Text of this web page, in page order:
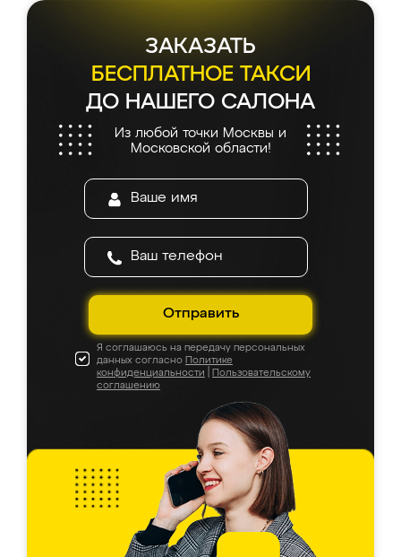
ЗАКАЗАТЬ
БЕСПЛАТНОЕ ТАКСИ
ДО НАШЕГО САЛОНА
Из любой точки Москвы и
Московской области!
Отправить
Я соглашаюсь на передачу персональных
данных согласно Политике
конфиденциальности
Пользовательскому
соглашению